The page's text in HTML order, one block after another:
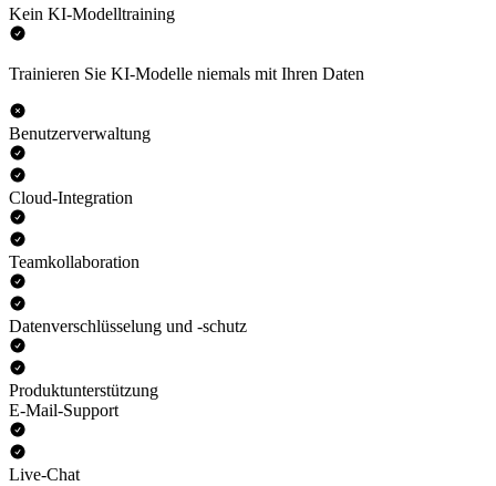
Kein KI-Modelltraining
Trainieren Sie KI-Modelle niemals mit Ihren Daten
Benutzerverwaltung
Cloud-Integration
Teamkollaboration
Datenverschlüsselung und -schutz
Produktunterstützung
E-Mail-Support
Live-Chat